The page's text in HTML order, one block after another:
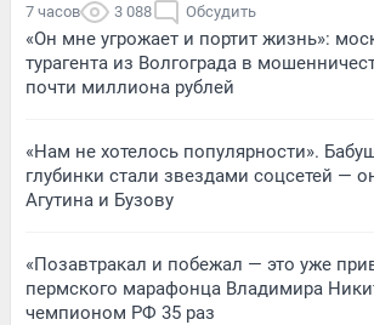
7 часов 3 088 Обсудить
«Он мне угрожает и портит жизнь»:
турагента из Волгограда в
почти миллиона рублей
«Нам не хотелось популярности».
глубинки стали звездами соцсетей —
Агутина и Бузову
«Позавтракал и побежал — это уже
пермского марафонца Владимира
чемпионом РФ 35 раз